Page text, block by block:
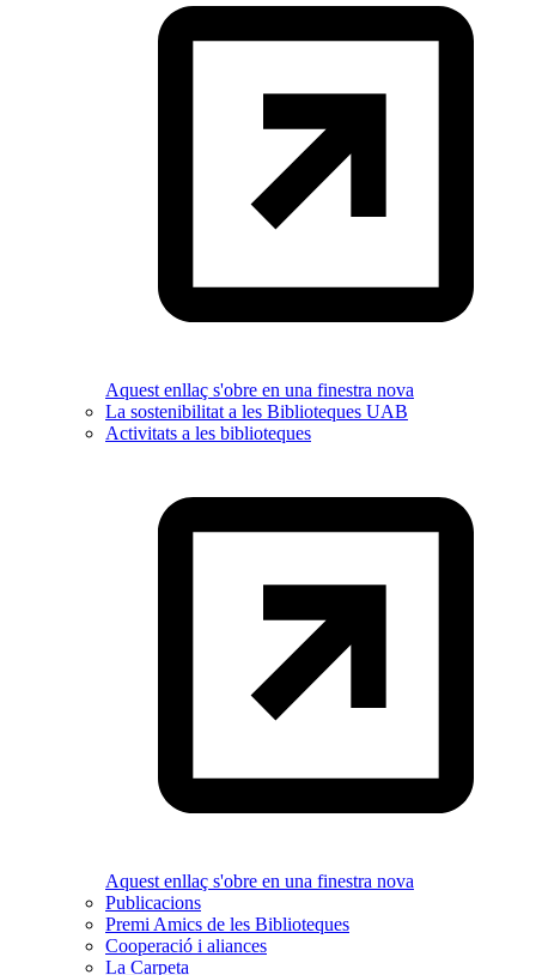
Aquest enllaç s'obre en una finestra nova
La sostenibilitat a les Biblioteques UAB
Activitats a les biblioteques
Aquest enllaç s'obre en una finestra nova
Publicacions
Premi Amics de les Biblioteques
Cooperació i aliances
La Carpeta